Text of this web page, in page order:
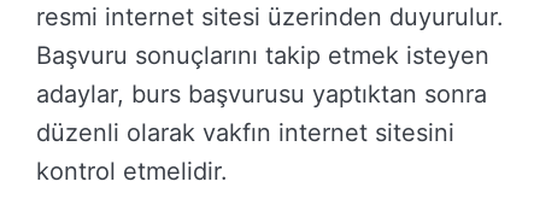
resmi internet sitesi üzerinden duyurulur.
Başvuru sonuçlarını takip etmek isteyen
adaylar, burs başvurusu yaptıktan sonra
düzenli olarak vakfın internet sitesini
kontrol etmelidir.